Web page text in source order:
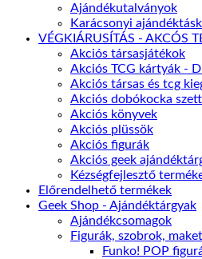
Ajándékutalványok
Karácsonyi
VÉGKIÁRUSÍTÁS - AKCÓS
Akciós társasjátékok
Akciós TCG kártyák -
Akciós társas és tcg
Akciós dobókocka
Akciós könyvek
Akciós plüssök
Akciós figurák
Akciós geek
Kézségfejlesztő
Előrendelhető termékek
Geek Shop - Ajándéktárgyak
Ajándékcsomagok
Figurák, szobrok,
Funko! POP